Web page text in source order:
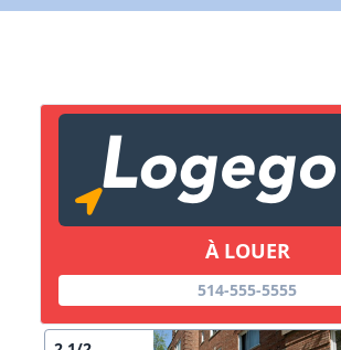
À LOUER
514-555-5555
Lien vers inscription (sera inclus
Copier lien
X Fermer